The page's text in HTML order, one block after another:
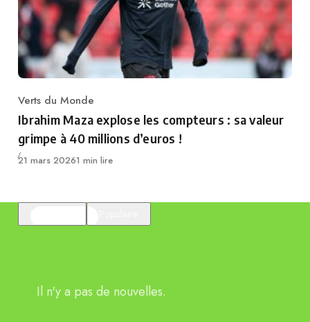
Category
Verts du Monde
Ibrahim Maza explose les compteurs : sa valeur
grimpe à 40 millions d’euros !
Publié
21 mars 20261 min lire
Il n'y a pas de nouvelles.